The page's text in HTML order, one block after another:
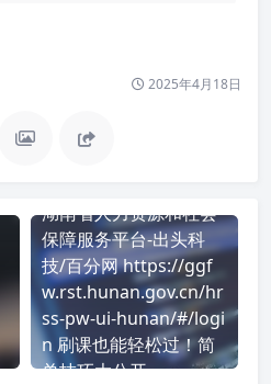
2025年4月18日
湖南省人力资源和社会
保障服务平台-出头科
技/百分网 https://ggf
w.rst.hunan.gov.cn/hr
ss-pw-ui-hunan/#/logi
n 刷课也能轻松过！简
单技巧大公开